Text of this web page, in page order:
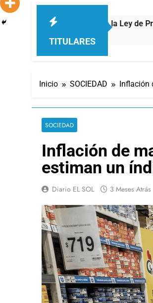
TITULARES
contra la Ley de Propiedad
Inicio SOCIEDAD Inflación
SOCIEDAD
Inflación de
estiman un
Diario EL SOL 3 Meses Atrás